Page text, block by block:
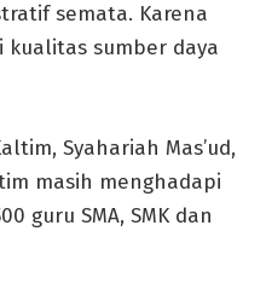
semata. Karena
sumber daya
Syahariah Mas’ud,
masih menghadapi
guru SMA, SMK dan